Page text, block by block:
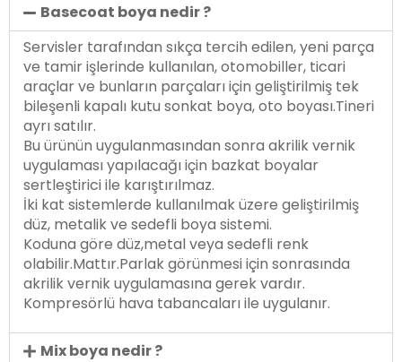
Basecoat boya nedir ?
Servisler tarafından sıkça tercih edilen, yeni parça
ve tamir işlerinde kullanılan, otomobiller, ticari
araçlar ve bunların parçaları için geliştirilmiş tek
bileşenli kapalı kutu sonkat boya, oto boyası.Tineri
ayrı satılır.
Bu ürünün uygulanmasından sonra akrilik vernik
uygulaması yapılacağı için bazkat boyalar
sertleştirici ile karıştırılmaz.
İki kat sistemlerde kullanılmak üzere geliştirilmiş
düz, metalik ve sedefli boya sistemi.
Koduna göre düz,metal veya sedefli renk
olabilir.Mattır.Parlak görünmesi için sonrasında
akrilik vernik uygulamasına gerek vardır.
Kompresörlü hava tabancaları ile uygulanır.
Mix boya nedir ?